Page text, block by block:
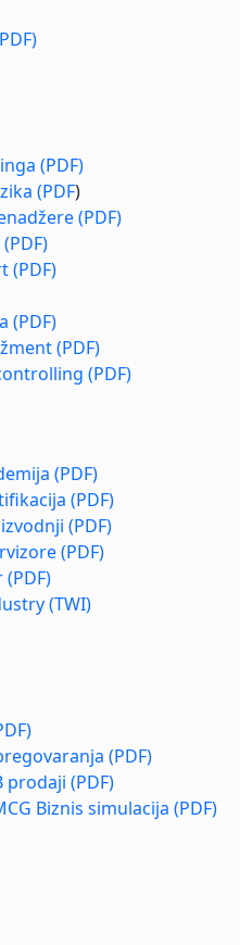
(PDF)
(PDF)
(PDF)
(PDF)
(PDF)
(PDF)
(PDF)
(PDF)
(PDF)
(PDF)
(PDF)
(TWI)
(PDF)
prodaji (PDF)
Biznis simulacija (PDF)